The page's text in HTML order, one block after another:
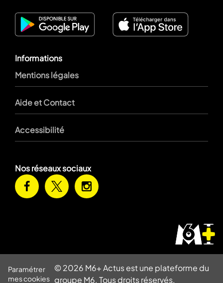
Informations
Mentions légales
Aide et Contact
Accessibilité
Nos réseaux sociaux
Paramétrer
mes cookies
© 2026 M6+ Actus est une plateforme du
groupe M6. Tous droits réservés.